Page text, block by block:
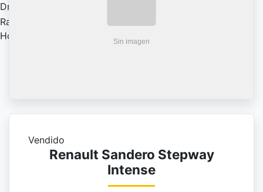
Drive
Ram
House
Vendido
Renault Sandero Stepway
Intense